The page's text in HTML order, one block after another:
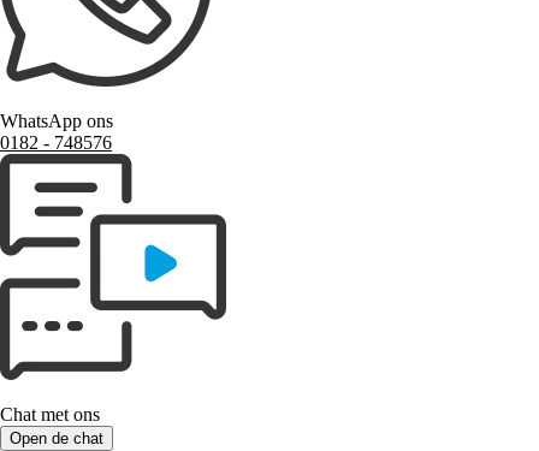
WhatsApp ons
0182 ‑ 748576
Chat met ons
Open de chat